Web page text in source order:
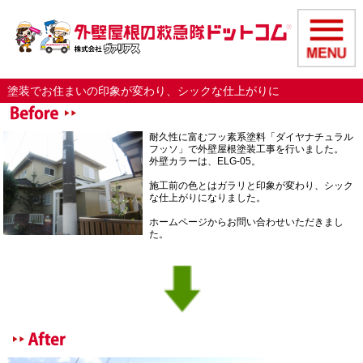
塗装でお住まいの印象が変わり、シックな仕上がりに
耐久性に富むフッ素系塗料「ダイヤナチュラル
フッソ」で外壁屋根塗装工事を行いました。
外壁カラーは、ELG-05。
施工前の色とはガラリと印象が変わり、シック
な仕上がりになりました。
ホームページからお問い合わせいただきまし
た。